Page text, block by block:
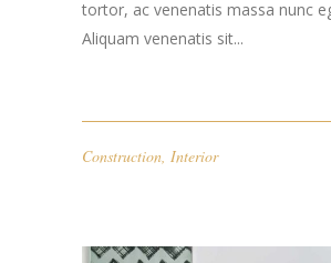
tortor, ac venenatis massa nunc
Aliquam venenatis sit...
Construction, Interior